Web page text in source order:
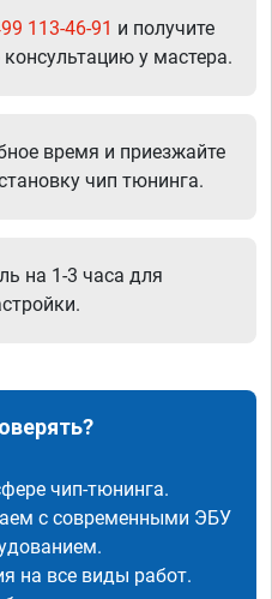
113-46-91 и получите
у мастера.
время и приезжайте
чип тюнинга.
на 1-3 часа для
чип-тюнинга.
с современными ЭБУ
на все виды работ.